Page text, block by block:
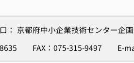
： 京都府中小企業技術センター企
8635 FAX：075-315-9497 E-